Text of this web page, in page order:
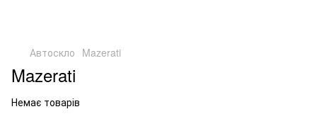
Автоскло Mazerati
Mazerati
Немає товарів